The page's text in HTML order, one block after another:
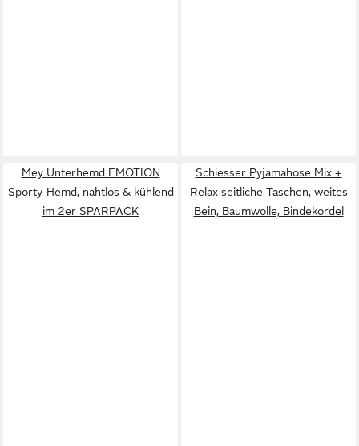
Mey Unterhemd EMOTION
Sporty-Hemd, nahtlos & kühlend
im 2er SPARPACK
Schiesser Pyjamahose Mix +
Relax seitliche Taschen, weites
Bein, Baumwolle, Bindekordel